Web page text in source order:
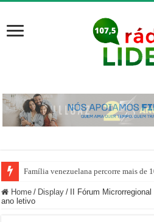
Família venezuelana percorre mais de
Home / Display /
II Fórum
ano letivo